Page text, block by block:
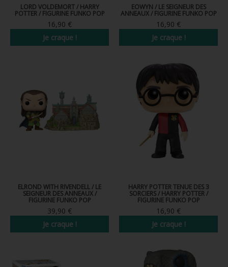
FIGURINE POP AD ICONS
FIGURINE POP ROYALS FAMILY
FIGURINE POP RETRO TOYS
POP PROTECTION
PORTE-CLÉS POCKET POP
FUNKO VINYL SODA
LOUNGEFLY
LORD VOLDEMORT / HARRY
POTTER / FIGURINE FUNKO POP
16,90 €
Je craque !
EOWYN / LE SEIGNEUR DES
ANNEAUX / FIGURINE FUNKO POP
16,90 €
Je craque !
ELROND WITH RIVENDELL / LE
SEIGNEUR DES ANNEAUX /
FIGURINE FUNKO POP
39,90 €
Je craque !
HARRY POTTER TENUE DES 3
SORCIERS / HARRY POTTER /
FIGURINE FUNKO POP
16,90 €
Je craque !